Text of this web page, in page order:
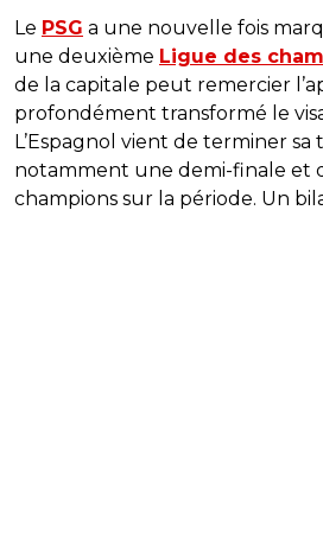
Le PSG a une nouvelle fois
une deuxième Ligue des
de la capitale peut remercier
profondément transformé le
L’Espagnol vient de terminer sa
notamment une demi-finale et
champions sur la période. Un